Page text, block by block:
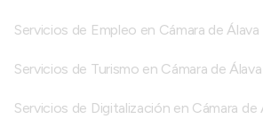
Servicios de Empleo en Cámara de Álava
Servicios de Turismo en Cámara de Álava
Servicios de Digitalización en Cámara de